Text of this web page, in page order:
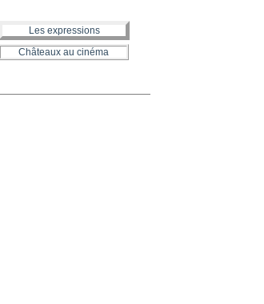
Les expressions
Châteaux au cinéma